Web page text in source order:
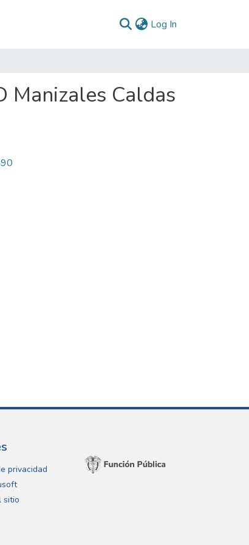
Log In
Manizales Caldas
privacidad
sitio